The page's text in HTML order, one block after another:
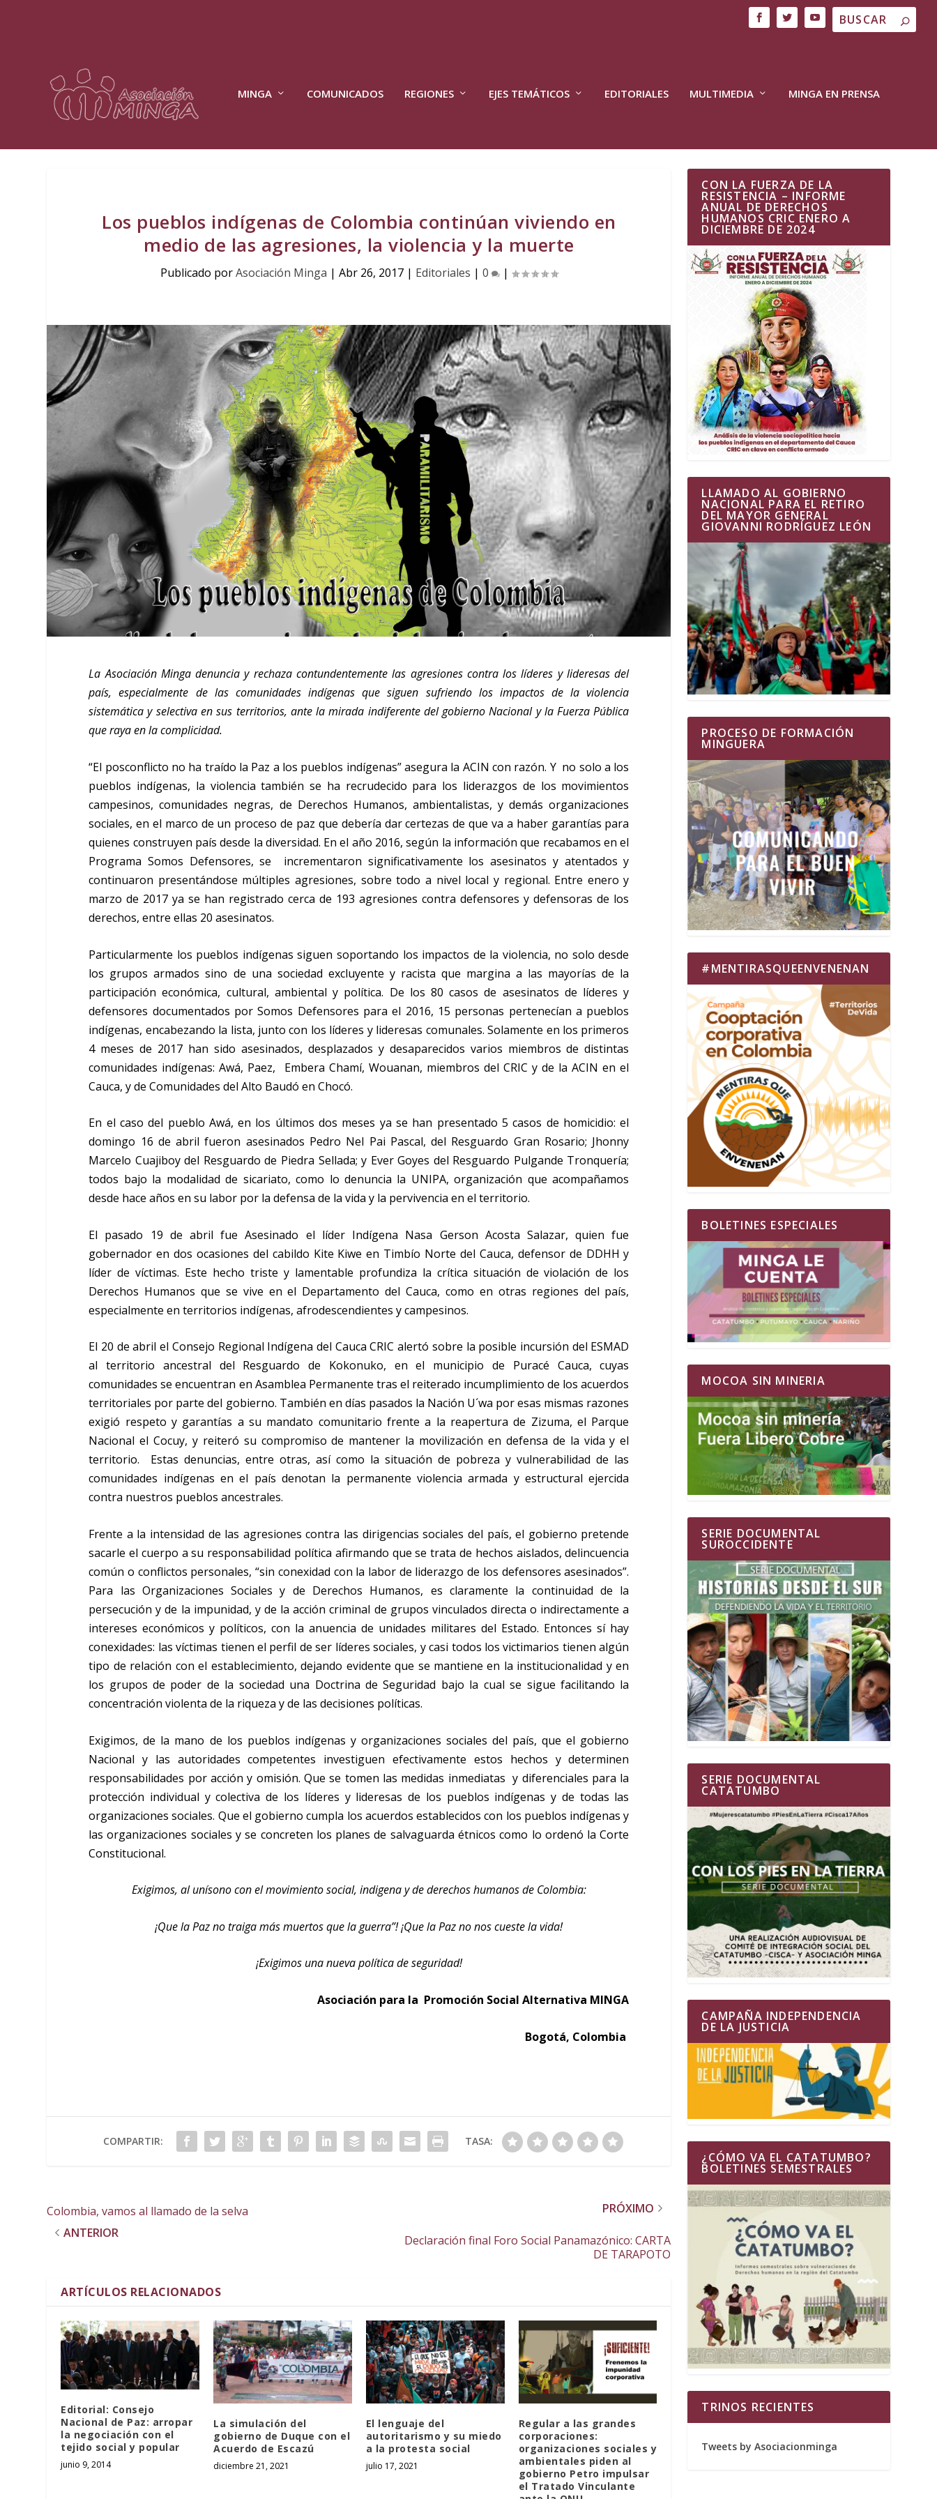
MINGA COMUNICADOS REGIONES EJES TEMÁTICOS EDITORIALES MULTIMEDIA MINGA EN PRENSA
Los pueblos indígenas de Colombia continúan viviendo en
medio de las agresiones, la violencia y la muerte
Publicado porAsociación Minga | Abr 26, 2017| Editoriales | 0 |
La Asociación Minga denuncia y rechaza contundentemente las agresiones contra los líderes y lideresas del
país, especialmente de las comunidades indígenas que siguen sufriendo los impactos de la violencia
sistemática y selectiva en sus territorios, ante la mirada indiferente del gobierno Nacional y la Fuerza Pública
que raya en la complicidad.
“El posconflicto no ha traído la Paz a los pueblos indígenas” asegura la ACIN con razón. Y no solo a los
pueblos indígenas, la violencia también se ha recrudecido para los liderazgos de los movimientos
campesinos, comunidades negras, de Derechos Humanos, ambientalistas, y demás organizaciones
sociales, en el marco de un proceso de paz que debería dar certezas de que va a haber garantías para
quienes construyen país desde la diversidad. En el año 2016, según la información que recabamos en el
Programa Somos Defensores, se incrementaron significativamente los asesinatos y atentados y
continuaron presentándose múltiples agresiones, sobre todo a nivel local y regional. Entre enero y
marzo de 2017 ya se han registrado cerca de 193 agresiones contra defensores y defensoras de los
derechos, entre ellas 20 asesinatos.
Particularmente los pueblos indígenas siguen soportando los impactos de la violencia, no solo desde
los grupos armados sino de una sociedad excluyente y racista que margina a las mayorías de la
participación económica, cultural, ambiental y política. De los 80 casos de asesinatos de líderes y
defensores documentados por Somos Defensores para el 2016, 15 personas pertenecían a pueblos
indígenas, encabezando la lista, junto con los líderes y lideresas comunales. Solamente en los primeros
4 meses de 2017 han sido asesinados, desplazados y desaparecidos varios miembros de distintas
comunidades indígenas: Awá, Paez, Embera Chamí, Wouanan, miembros del CRIC y de la ACIN en el
Cauca, y de Comunidades del Alto Baudó en Chocó.
En el caso del pueblo Awá, en los últimos dos meses ya se han presentado 5 casos de homicidio: el
domingo 16 de abril fueron asesinados Pedro Nel Pai Pascal, del Resguardo Gran Rosario; Jhonny
Marcelo Cuajiboy del Resguardo de Piedra Sellada; y Ever Goyes del Resguardo Pulgande Tronquería;
todos bajo la modalidad de sicariato, como lo denuncia la UNIPA, organización que acompañamos
desde hace años en su labor por la defensa de la vida y la pervivencia en el territorio.
El pasado 19 de abril fue Asesinado el líder Indígena Nasa Gerson Acosta Salazar, quien fue
gobernador en dos ocasiones del cabildo Kite Kiwe en Timbío Norte del Cauca, defensor de DDHH y
líder de víctimas. Este hecho triste y lamentable profundiza la crítica situación de violación de los
Derechos Humanos que se vive en el Departamento del Cauca, como en otras regiones del país,
especialmente en territorios indígenas, afrodescendientes y campesinos.
El 20 de abril el Consejo Regional Indígena del Cauca CRIC alertó sobre la posible incursión del ESMAD
al territorio ancestral del Resguardo de Kokonuko, en el municipio de Puracé Cauca, cuyas
comunidades se encuentran en Asamblea Permanente tras el reiterado incumplimiento de los acuerdos
territoriales por parte del gobierno. También en días pasados la Nación U´wa por esas mismas razones
exigió respeto y garantías a su mandato comunitario frente a la reapertura de Zizuma, el Parque
Nacional el Cocuy, y reiteró su compromiso de mantener la movilización en defensa de la vida y el
territorio. Estas denuncias, entre otras, así como la situación de pobreza y vulnerabilidad de las
comunidades indígenas en el país denotan la permanente violencia armada y estructural ejercida
contra nuestros pueblos ancestrales.
Frente a la intensidad de las agresiones contra las dirigencias sociales del país, el gobierno pretende
sacarle el cuerpo a su responsabilidad política afirmando que se trata de hechos aislados, delincuencia
común o conflictos personales, “sin conexidad con la labor de liderazgo de los defensores asesinados”.
Para las Organizaciones Sociales y de Derechos Humanos, es claramente la continuidad de la
persecución y de la impunidad, y de la acción criminal de grupos vinculados directa o indirectamente a
intereses económicos y políticos, con la anuencia de unidades militares del Estado. Entonces sí hay
conexidades: las víctimas tienen el perfil de ser líderes sociales, y casi todos los victimarios tienen algún
tipo de relación con el establecimiento, dejando evidente que se mantiene en la institucionalidad y en
los grupos de poder de la sociedad una Doctrina de Seguridad bajo la cual se sigue facilitando la
concentración violenta de la riqueza y de las decisiones políticas.
Exigimos, de la mano de los pueblos indígenas y organizaciones sociales del país, que el gobierno
Nacional y las autoridades competentes investiguen efectivamente estos hechos y determinen
responsabilidades por acción y omisión. Que se tomen las medidas inmediatas y diferenciales para la
protección individual y colectiva de los líderes y lideresas de los pueblos indígenas y de todas las
organizaciones sociales. Que el gobierno cumpla los acuerdos establecidos con los pueblos indígenas y
las organizaciones sociales y se concreten los planes de salvaguarda étnicos como lo ordenó la Corte
Constitucional.
Exigimos, al unísono con el movimiento social, indigena y de derechos humanos de Colombia:
¡Que la Paz no traiga más muertos que la guerra”! ¡Que la Paz no nos cueste la vida!
¡Exigimos una nueva política de seguridad!
Asociación para la Promoción Social Alternativa MINGA
Bogotá, Colombia
COMPARTIR: TASA:
Colombia, vamos al llamado de la selva
ANTERIOR
PRÓXIMO
Declaración final Foro Social Panamazónico: CARTA
DE TARAPOTO
ARTÍCULOS RELACIONADOS
Editorial: Consejo
Nacional de Paz: arropar
la negociación con el
tejido social y popular
junio 9, 2014
La simulación del
gobierno de Duque con el
Acuerdo de Escazú
diciembre 21, 2021
El lenguaje del
autoritarismo y su miedo
a la protesta social
julio 17, 2021
Regular a las grandes
corporaciones:
organizaciones sociales y
ambientales piden al
gobierno Petro impulsar
el Tratado Vinculante
CON LA FUERZA DE LA
RESISTENCIA – INFORME
ANUAL DE DERECHOS
HUMANOS CRIC ENERO A
DICIEMBRE DE 2024
LLAMADO AL GOBIERNO
NACIONAL PARA EL RETIRO
DEL MAYOR GENERAL
GIOVANNI RODRÍGUEZ LEÓN
PROCESO DE FORMACIÓN
MINGUERA
#MENTIRASQUEENVENENAN
BOLETINES ESPECIALES
MOCOA SIN MINERIA
SERIE DOCUMENTAL
SUROCCIDENTE
SERIE DOCUMENTAL
CATATUMBO
CAMPAÑA INDEPENDENCIA
DE LA JUSTICIA
¿CÓMO VA EL CATATUMBO?
BOLETINES SEMESTRALES
TRINOS RECIENTES
Tweets by Asociacionminga